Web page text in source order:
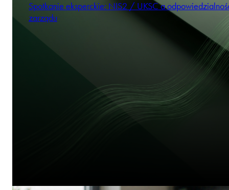
Spotkanie eksperckie: NIS2 / UKSC a
zarządu